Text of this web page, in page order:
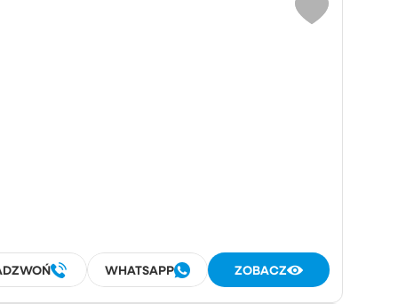
WHATSAPP ZOBACZ